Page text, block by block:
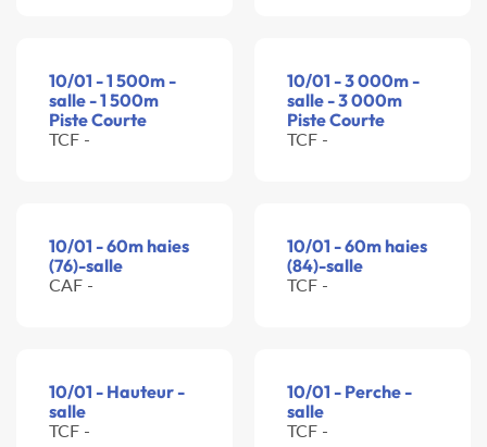
10/01 - 1 500m -
salle - 1 500m
Piste Courte
TCF -
10/01 - 3 000m -
salle - 3 000m
Piste Courte
TCF -
10/01 - 60m haies
(76)-salle
CAF -
10/01 - 60m haies
(84)-salle
TCF -
10/01 - Hauteur -
salle
TCF -
10/01 - Perche -
salle
TCF -